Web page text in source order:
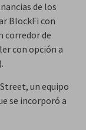
de los
BlockFi con
corredor de
con opción a
un equipo
se incorporó a